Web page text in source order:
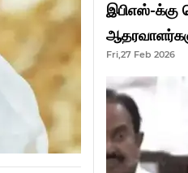
இபிஎஸ்-
Fri,27 Feb 2026